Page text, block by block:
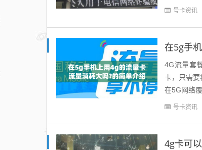
单中，找到
号卡资讯
在5g手
4G流量套
卡，只需
在5G网络
的5G手机
号卡资讯
4g卡可